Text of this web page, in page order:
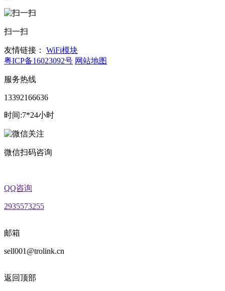
扫一扫
友情链接：
WiFi模块
粤ICP备16023092号 网站地图
服务热线
13392166636
时间:7*24小时
微信扫码咨询
QQ咨询
2935573255
邮箱
sell001@trolink.cn
返回顶部